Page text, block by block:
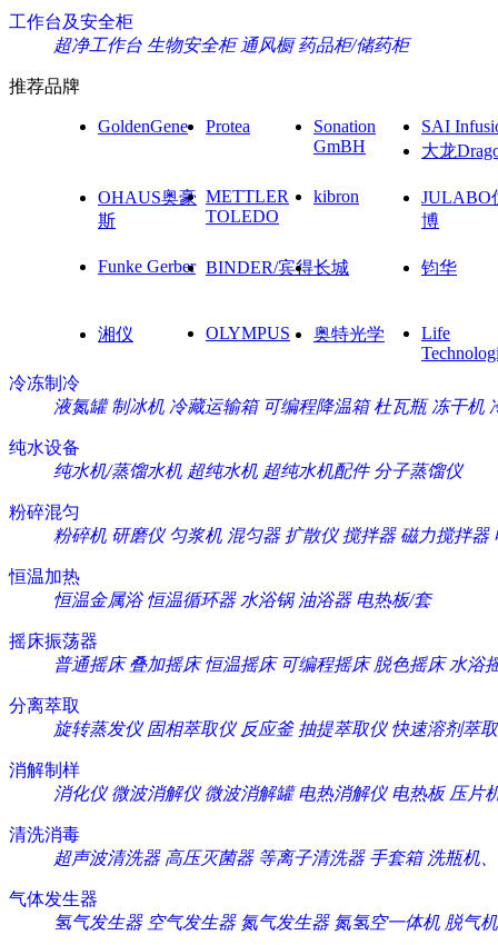
工作台及安全柜
超净工作台 生物安全柜 通风橱 药品柜/储药柜
推荐品牌
GoldenGene Protea
Sonation
GmBH
SAI
大龙
OHAUS奥豪
斯
METTLER
TOLEDO
kibron
JULABO
博
Funke Gerber BINDER/宾得长城 钧华
湘仪 OLYMPUS 奥特光学
Life
冷冻制冷
液氮罐 制冰机 冷藏运输箱 可编程降温箱 杜瓦瓶 冻干机
纯水设备
纯水机/蒸馏水机 超纯水机 超纯水机配件 分子蒸馏仪
粉碎混匀
粉碎机 研磨仪 匀浆机 混匀器 扩散仪 搅拌器 磁力搅拌器
恒温加热
恒温金属浴 恒温循环器 水浴锅 油浴器 电热板/套
摇床振荡器
普通摇床 叠加摇床 恒温摇床 可编程摇床 脱色摇床 水浴
分离萃取
旋转蒸发仪 固相萃取仪 反应釜 抽提萃取仪 快速溶剂萃
消解制样
消化仪 微波消解仪 微波消解罐 电热消解仪 电热板 压片
清洗消毒
超声波清洗器 高压灭菌器 等离子清洗器 手套箱 洗瓶机
气体发生器
氢气发生器 空气发生器 氮气发生器 氮氢空一体机 脱气机